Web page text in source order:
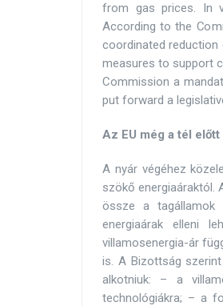
from gas prices. In
According to the
coordinated
measures to support
Commission a
put forward a
Az EU még a tél
A nyár végéhez
szökő energiaáraktól.
össze a tagállamok
energiaárak elleni
villamosenergia-ár
is. A Bizottság
alkotniuk: – a
technológiákra; – a